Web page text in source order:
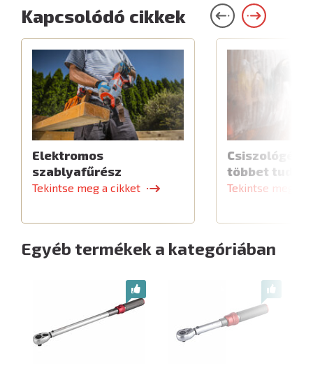
Kapcsolódó cikkek
Elektromos
szablyafűrész
Tekintse meg a cikket
Csiszológép,
többet tud
Tekintse meg a
Egyéb termékek a kategóriában